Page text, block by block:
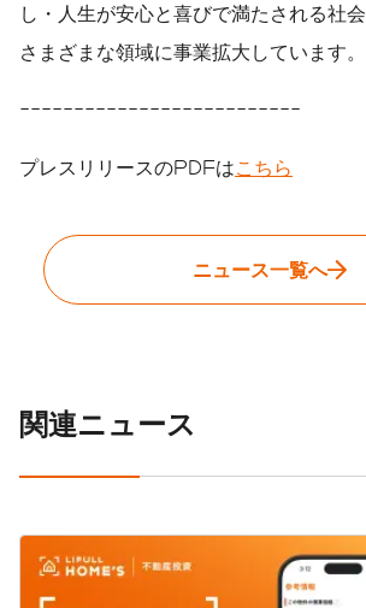
し・人生が安心と喜びで満たされる社
さまざまな領域に事業拡大しています。
--------------------------
プレスリリースのPDFはこちら
ニュース一覧へ
関連ニュース